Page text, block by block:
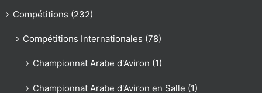
Compétitions (232)
Compétitions Internationales (78)
Championnat Arabe d'Aviron (1)
Championnat Arabe d'Aviron en Salle (1)